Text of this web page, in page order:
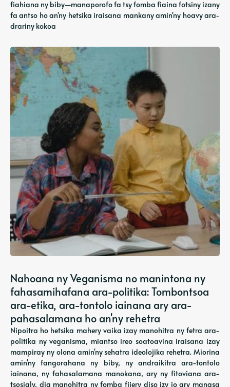
fiahiana ny biby—manaporofo fa tsy fomba fiaina fotsiny izany
fa antso ho an'ny hetsika iraisana mankany amin'ny hoavy ara-
drariny kokoa
Nahoana ny Veganisma no manintona ny
fahasamihafana ara-politika: Tombontsoa
ara-etika, ara-tontolo iainana ary ara-
pahasalamana ho an'ny rehetra
Nipoitra ho hetsika mahery vaika izay manohitra ny fetra ara-
politika ny veganisma, miantso ireo soatoavina iraisana izay
mampiray ny olona amin'ny sehatra ideolojika rehetra. Miorina
amin'ny fangorahana ny biby, ny andraikitra ara-tontolo
iainana, ny fahasalamana manokana, ary ny fitoviana ara-
tsosialy, dia manohitra ny fomba fijery diso izy io ary manasa